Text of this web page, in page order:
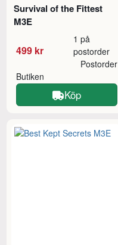
Survival of the Fittest
M3E
499 kr
1 på
postorder
Butiken
Postorder
Köp